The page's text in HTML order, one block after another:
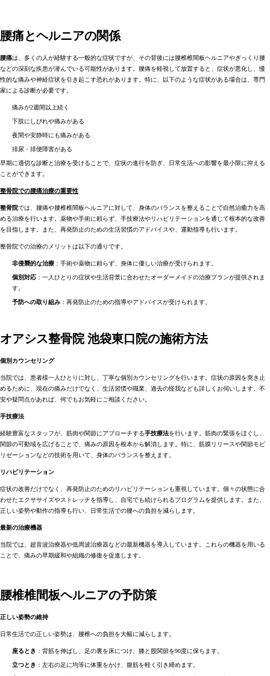
腰痛とヘルニアの関係
腰痛は、多くの人が経験する一般的な症状ですが、その背後には腰椎椎間板ヘルニアやぎっくり腰
などの深刻な疾患が潜んでいる可能性があります。腰痛を軽視して放置すると、症状が悪化し、慢
性的な痛みや神経症状を引き起こす恐れがあります。特に、以下のような症状がある場合は、専門
家による診断が必要です。
痛みが2週間以上続く
下肢にしびれや痛みがある
夜間や安静時にも痛みがある
排尿・排便障害がある
早期に適切な診断と治療を受けることで、症状の進行を防ぎ、日常生活への影響を最小限に抑える
ことができます。
整骨院での腰痛治療の重要性
整骨院では、腰痛や腰椎椎間板ヘルニアに対して、身体のバランスを整えることで自然治癒力を高
める治療を行います。薬物や手術に頼らず、手技療法やリハビリテーションを通じて根本的な改善
を目指します。また、再発防止のための生活習慣のアドバイスや、運動指導も行います。
整骨院での治療のメリットは以下の通りです。
非侵襲的な治療 ：手術や薬物に頼らず、身体に優しい治療が受けられます。
個別対応 ：一人ひとりの症状や生活背景に合わせたオーダーメイドの治療プランが提供されま
す。
予防への取り組み ：再発防止のための指導やアドバイスが受けられます。
オアシス整骨院 池袋東口院の施術方法
個別カウンセリング
当院では、患者様一人ひとりに対し、丁寧な個別カウンセリングを行います。症状の原因を突き止
めるために、現在の痛みだけでなく、生活習慣や職業、過去の怪我なども詳しくお伺いします。不
安や疑問点があれば、何でもお気軽にご相談ください。
手技療法
経験豊富なスタッフが、筋肉や関節にアプローチする手技療法を行います。筋肉の緊張をほぐし、
関節の可動域を広げることで、痛みの原因を根本から解消します。特に、筋膜リリースや関節モビ
リゼーションなどの技術を用いて、身体のバランスを整えます。
リハビリテーション
症状の改善だけでなく、再発防止のためのリハビリテーションも重視しています。個々の状態に合
わせたエクササイズやストレッチを指導し、自宅でも続けられるプログラムを提供します。また、
正しい姿勢や動作の指導も行い、日常生活での腰への負担を減らします。
最新の治療機器
当院では、超音波治療器や低周波治療器などの最新機器を導入しています。これらの機器を用いる
ことで、痛みの早期緩和や組織の修復を促進します。
腰椎椎間板ヘルニアの予防策
正しい姿勢の維持
日常生活での正しい姿勢は、腰椎への負担を大幅に減らします。
座るとき ：背筋を伸ばし、足の裏を床につけ、膝と股関節を90度に保ちます。
立つとき ：左右の足に均等に体重をかけ、腹筋を軽く引き締めます。